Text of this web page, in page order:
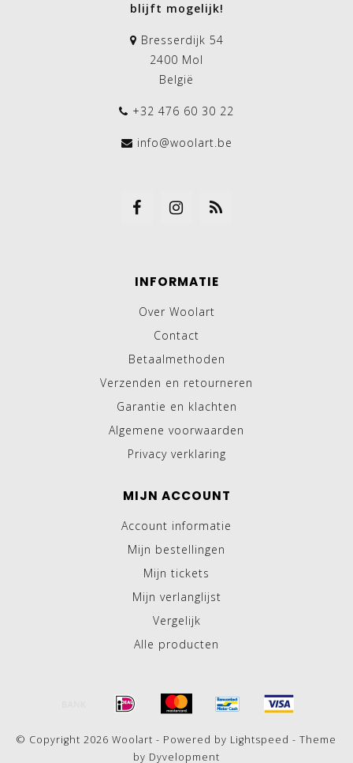
blijft mogelijk!
Bresserdijk 54
2400 Mol
België
+32 476 60 30 22
info@woolart.be
INFORMATIE
Over Woolart
Contact
Betaalmethoden
Verzenden en retourneren
Garantie en klachten
Algemene voorwaarden
Privacy verklaring
MIJN ACCOUNT
Account informatie
Mijn bestellingen
Mijn tickets
Mijn verlanglijst
Vergelijk
Alle producten
© Copyright 2026 Woolart - Powered by Lightspeed - Theme
by Dyvelopment